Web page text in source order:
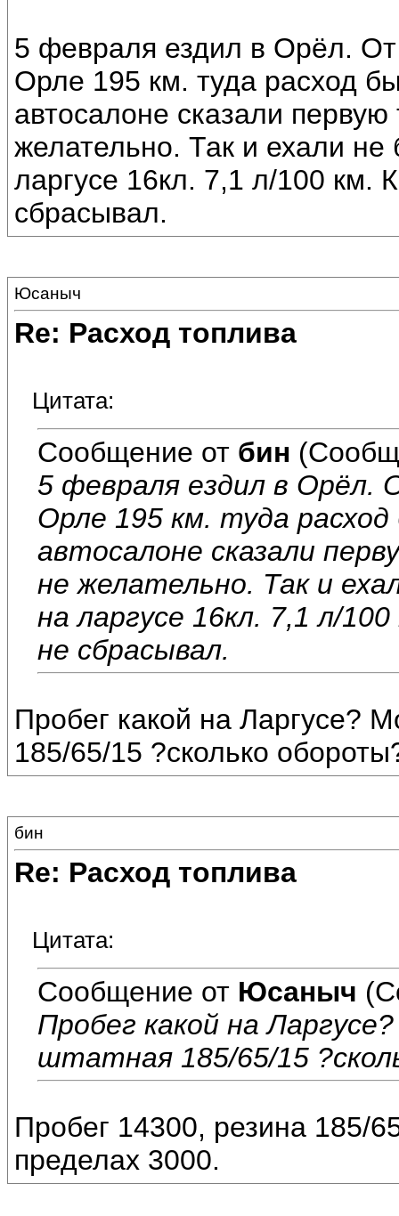
5 февраля ездил в Орёл.
Орле 195 км. туда расход
автосалоне сказали
желательно. Так и ехали
ларгусе 16кл. 7,1 л/100 км.
сбрасывал.
Юсаныч
Re: Расход топлива
Цитата:
Сообщение от бин
5 февраля ездил в Орёл.
Орле 195 км. туда
автосалоне сказали
не желательно. Так и
на ларгусе 16кл. 7,1 л/
не сбрасывал.
Пробег какой на Ларгусе?
185/65/15 ?сколько
бин
Re: Расход топлива
Цитата:
Сообщение от Юсаныч
Пробег какой на
штатная 185/65/15
Пробег 14300, резина 185/
пределах 3000.